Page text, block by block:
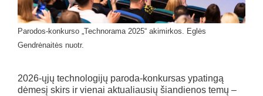
Parodos-konkurso „Technorama 2025“ akimirkos. Eglės
Gendrėnaitės nuotr.
2026-ųjų technologijų paroda-konkursas ypatingą
dėmesį skirs ir vienai aktualiausių šiandienos temų –